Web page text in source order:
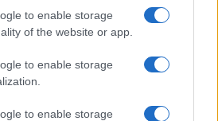
to enable storage
of the website or app.
to enable storage
to enable storage
Επόμενο άρθρο
Νέο Opel Grandland,
διαθέσιμο για παραγγελία